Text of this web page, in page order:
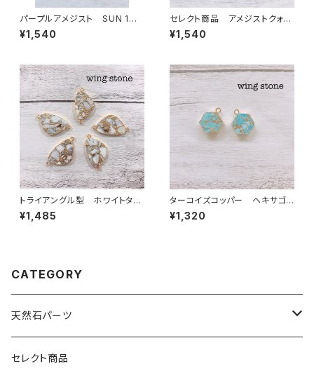
パープルアメジスト SUN 1カ
ン
¥1,540
セレクト商品 アメジストクォー
ツ ペンダントトップ①②③ チ
ェーン付き
¥1,540
トライアングル型 ホワイトター
コイズコッパー 2カン
¥1,485
ターコイズコッパー ヘキサゴン
型 1カン
¥1,320
CATEGORY
天然石パーツ
天然石
セレクト商品